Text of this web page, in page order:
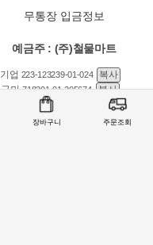
장바구니 주문조회
무통장 입금정보
예금주 : (주)철물마트
기업 223-123239-01-024
복사
국민718201-01-205674
복사
301-0168-3882-11 복사